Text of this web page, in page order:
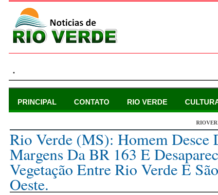
.
PRINCIPAL CONTATO RIO VERDE
Rio Verde (MS): Homem Desce
Margens Da BR 163 E
Vegetação Entre Rio Verde E
Oeste.